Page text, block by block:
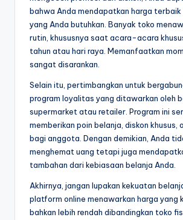
bahwa Anda mendapatkan harga terbaik
yang Anda butuhkan. Banyak toko
rutin, khususnya saat acara-acara
tahun atau hari raya. Memanfaatkan
sangat disarankan.
Selain itu, pertimbangkan untuk
program loyalitas yang ditawarkan oleh
supermarket atau retailer. Program ini
memberikan poin belanja, diskon khusus,
bagi anggota. Dengan demikian, Anda
menghemat uang tetapi juga
tambahan dari kebiasaan belanja Anda.
Akhirnya, jangan lupakan kekuatan
platform online menawarkan harga yang
bahkan lebih rendah dibandingkan toko